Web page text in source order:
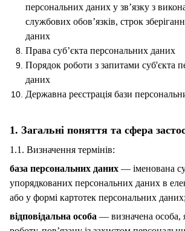
персональних даних у зв’язку з
службових обов’язків, строк
даних
Права суб’єкта персональних даних
Порядок роботи з запитами суб'єкта
даних
Державна реєстрація бази
1. Загальні поняття та сфера
1.1. Визначення термінів:
база персональних даних — іменована
упорядкованих персональних даних в
або у формі картотек персональних даних;
відповідальна особа — визначена особа,